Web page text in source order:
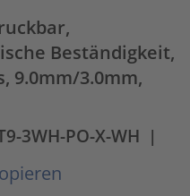
Beständigkeit,
9.0mm/3.0mm,
3WH-PO-X-WH |